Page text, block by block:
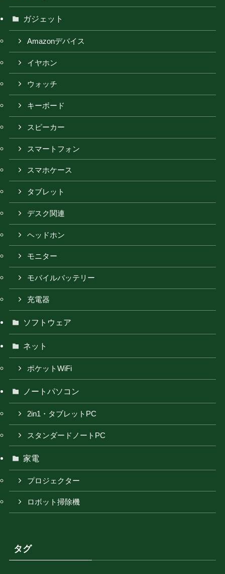
ガジェット
Amazonデバイス
イヤホン
ウォッチ
キーボード
スピーカー
スマートフォン
スマホケース
タブレット
デスク関連
ヘッドホン
モニター
モバイルバッテリー
充電器
ソフトウェア
ネット
ポケットWiFi
ノートパソコン
2in1・タブレットPC
スタンダードノートPC
家電
プロジェクター
ロボット掃除機
タグ